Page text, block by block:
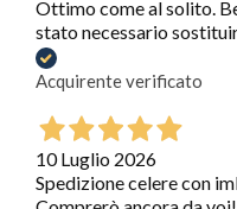
Ottimo come al solito.
stato necessario
Acquirente verificato
10 Luglio 2026
Spedizione celere con